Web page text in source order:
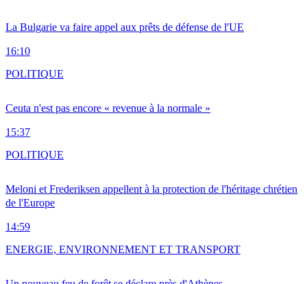
La Bulgarie va faire appel aux prêts de défense de l'UE
16:10
Ceuta n'est pas encore « revenue à la normale »
15:37
POLITIQUE
Meloni et Frederiksen appellent à la protection de l'héritage chrétien
de l'Europe
14:59
POLITIQUE
ENERGIE, ENVIRONNEMENT ET TRANSPORT